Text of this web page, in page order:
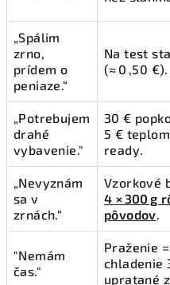
„Spálim
zrno,
prídem o
peniaze.“
Na test
(≈ 0 ,50 €).
„Potrebujem
drahé
vybavenie."
30 €
5 €
ready.
„Nevyznám
sa v
zrnách.“
Vzorkové
4 × 300 g
pôvodov.
"Nemám
čas."
Praženie
chladenie
upratané